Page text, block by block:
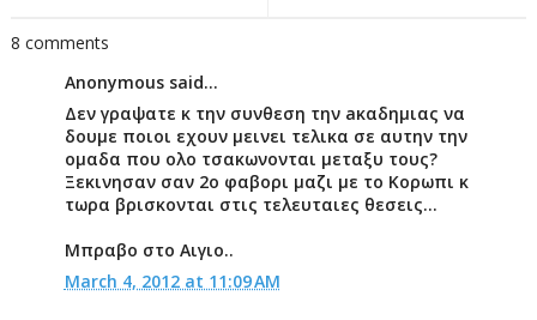
8 comments
Anonymous said...
Δεν γραψατε κ την συνθεση την aκαδημιας να
δουμε ποιοι εχουν μεινει τελικα σε αυτην την
ομαδα που ολο τσακωνονται μεταξυ τους?
Ξεκινησαν σαν 2ο φαβορι μαζι με το Κορωπι κ
τωρα βρισκονται στις τελευταιες θεσεις...
Μπραβο στο Αιγιο..
March 4, 2012 at 11:09 AM